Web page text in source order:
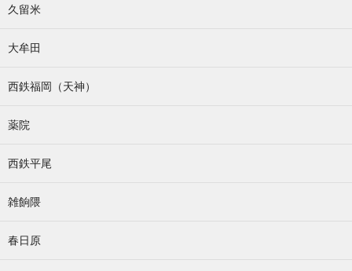
久留米
大牟田
西鉄福岡（天神）
薬院
西鉄平尾
雑餉隈
春日原